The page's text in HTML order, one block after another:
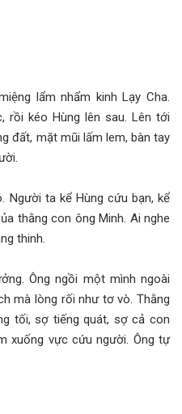
lẩm nhẩm kinh Lạy Cha.
rồi kéo Hùng lên sau. Lên tới
đất, mặt mũi lấm lem, bàn tay
Người ta kể Hùng cứu bạn, kể
thằng con ông Minh. Ai nghe
thinh.
Ông ngồi một mình ngoài
mà lòng rối như tơ vò. Thằng
tối, sợ tiếng quát, sợ cả con
xuống vực cứu người. Ông tự